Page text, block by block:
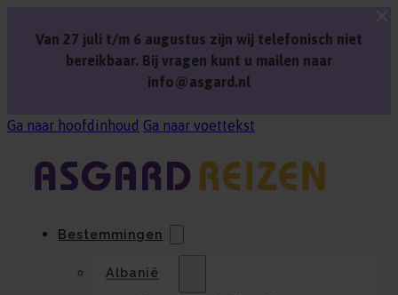
Van 27 juli t/m 6 augustus zijn wij telefonisch niet
bereikbaar. Bij vragen kunt u mailen naar
info@asgard.nl
Ga naar hoofdinhoud Ga naar voettekst
Bestemmingen
Albanië